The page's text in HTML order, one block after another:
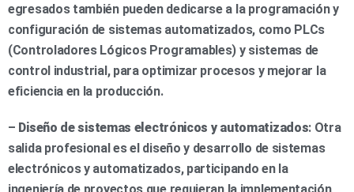
egresados también pueden dedicarse a la programación y
configuración de sistemas automatizados, como PLCs
(Controladores Lógicos Programables) y sistemas de
control industrial, para optimizar procesos y mejorar la
eficiencia en la producción.
– Diseño de sistemas electrónicos y automatizados: Otra
salida profesional es el diseño y desarrollo de sistemas
electrónicos y automatizados, participando en la